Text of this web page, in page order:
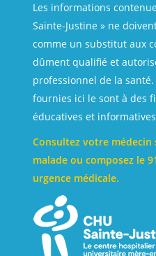
Les informations
Sainte-Justine » ne
comme un substitut aux
dûment qualifié et
professionnel de la
fournies ici le sont à des
éducatives et
Consultez votre médecin
malade ou composez le
urgence médicale.